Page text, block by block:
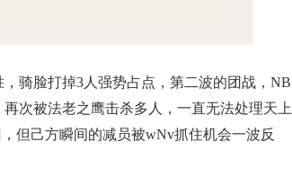
骑脸打掉3人强势占点，第二波的团战，NB
次被法老之鹰击杀多人，一直无法处理天上
但己方瞬间的减员被wNv抓住机会一波反